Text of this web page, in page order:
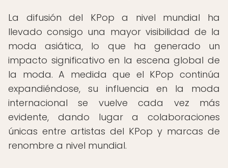
La difusión del KPop a nivel mundial ha
llevado consigo una mayor visibilidad de la
moda asiática, lo que ha generado un
impacto significativo en la escena global de
la moda. A medida que el KPop continúa
expandiéndose, su influencia en la moda
internacional se vuelve cada vez más
evidente, dando lugar a colaboraciones
únicas entre artistas del KPop y marcas de
renombre a nivel mundial.